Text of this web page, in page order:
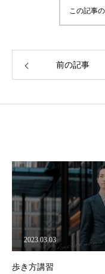
この記事
前の記事
歩き方講習
2023.03.03